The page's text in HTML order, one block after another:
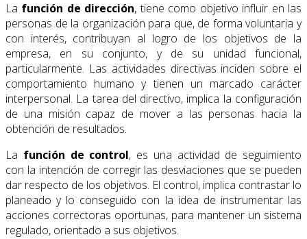
La función de dirección, tiene como objetivo influir en las
personas de la organización para que, de forma voluntaria y
con interés, contribuyan al logro de los objetivos de la
empresa, en su conjunto, y de su unidad funcional,
particularmente. Las actividades directivas inciden sobre el
comportamiento humano y tienen un marcado carácter
interpersonal. La tarea del directivo, implica la configuración
de una misión capaz de mover a las personas hacia la
obtención de resultados.
La función de control, es una actividad de seguimiento
con la intención de corregir las desviaciones que se pueden
dar respecto de los objetivos. El control, implica contrastar lo
planeado y lo conseguido con la idea de instrumentar las
acciones correctoras oportunas, para mantener un sistema
regulado, orientado a sus objetivos.